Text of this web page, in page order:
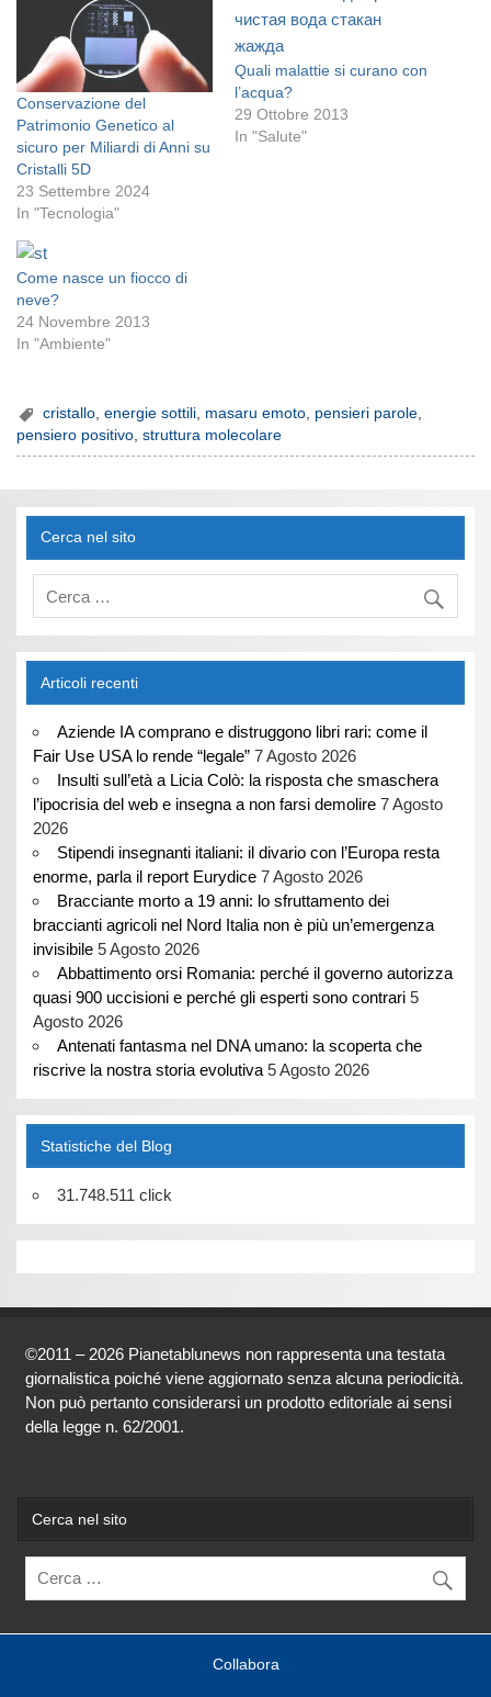
Conservazione del
Patrimonio Genetico al
sicuro per Miliardi di Anni su
Cristalli 5D
23 Settembre 2024
In "Tecnologia"
Quali malattie si curano con
l’acqua?
29 Ottobre 2013
In "Salute"
Come nasce un fiocco di
neve?
24 Novembre 2013
In "Ambiente"
cristallo ,energie sottili masaru emoto pensieri parole
pensiero positivo,struttura molecolare
Cerca nel sito
Articoli recenti
Aziende IA comprano e distruggono libri rari: come il
Fair Use USA lo rende “legale” 7 Agosto 2026
Insulti sull’età a Licia Colò: la risposta che smaschera
l’ipocrisia del web e insegna a non farsi demolire 7 Agosto
2026
Stipendi insegnanti italiani: il divario con l’Europa resta
enorme, parla il report Eurydice 7 Agosto 2026
Bracciante morto a 19 anni: lo sfruttamento dei
braccianti agricoli nel Nord Italia non è più un’emergenza
invisibile 5 Agosto 2026
Abbattimento orsi Romania: perché il governo autorizza
quasi 900 uccisioni e perché gli esperti sono contrari 5
Agosto 2026
Antenati fantasma nel DNA umano: la scoperta che
riscrive la nostra storia evolutiva 5 Agosto 2026
Statistiche del Blog
31.748.511 click
©2011 – 2026 Pianetablunews non rappresenta una testata
giornalistica poiché viene aggiornato senza alcuna periodicità.
Non può pertanto considerarsi un prodotto editoriale ai sensi
della legge n. 62/2001.
Cerca nel sito
Collabora